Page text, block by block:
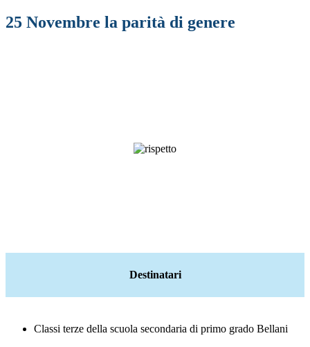
25 Novembre la parità di genere
Destinatari
Classi terze della scuola secondaria di primo grado Bellani